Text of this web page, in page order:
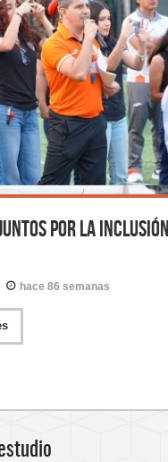
por la Inclusión
hace 86 semanas